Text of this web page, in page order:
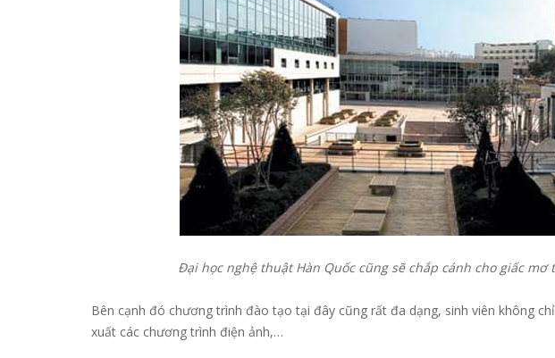
Đại học nghệ thuật Hàn Quốc cũng sẽ chắp cánh cho giấc
Bên cạnh đó chương trình đào tạo tại đây cũng rất đa dạng, sinh viên không
xuất các chương trình điện ảnh,…